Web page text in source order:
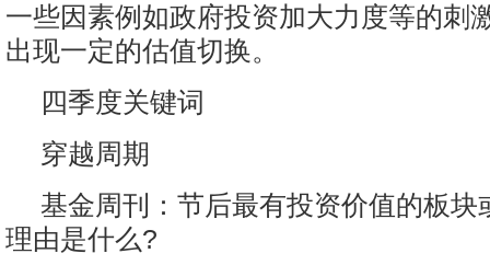
一些因素例如政府投资加大力度等的刺
出现一定的估值切换。
四季度关键词
穿越周期
基金周刊：节后最有投资价值的板块
理由是什么?